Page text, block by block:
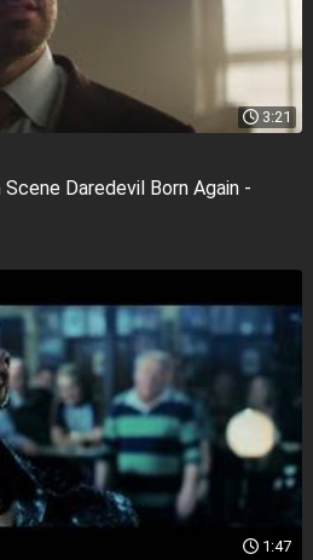
3:21
Daredevil Born Again -
1:47